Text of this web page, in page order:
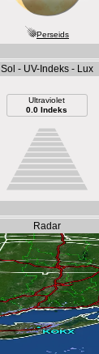
Perseids
Sol - UV-Indeks - Lux
Ultraviolet
0.0 Indeks
Radar